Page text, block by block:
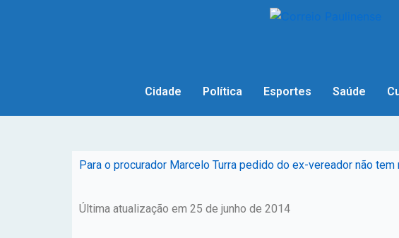
Cidade Política Esportes Saúde
Para o procurador Marcelo Turra pedido do ex-vereador não
Última atualização em 25 de junho de 2014